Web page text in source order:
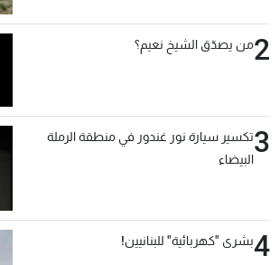
2من يصدّق الشيخ نعيم؟
3تكسير سيارة نور غندور في منطقة الرملة
البيضاء
4بشرى "كهربائية" للبنانيين!
سياسة الخصوصية